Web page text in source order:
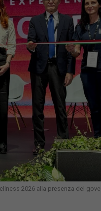
2026 alla presenza del